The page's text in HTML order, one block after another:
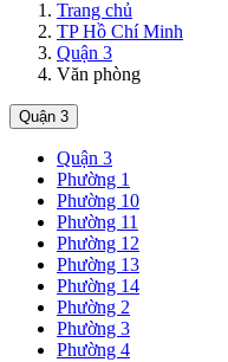
Trang chủ
TP Hồ Chí Minh
Quận 3
Văn phòng
Quận 3
Quận 3
Phường 1
Phường 10
Phường 11
Phường 12
Phường 13
Phường 14
Phường 2
Phường 3
Phường 4